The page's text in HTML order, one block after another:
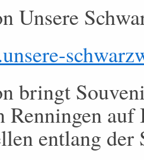
Unsere
bringt
Renningen
entlang der